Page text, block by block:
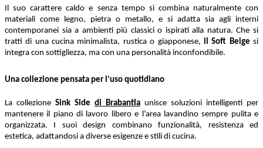
Il suo carattere caldo e senza tempo si combina naturalmente con
materiali come legno, pietra o metallo, e si adatta sia agli interni
contemporanei sia a ambienti più classici o ispirati alla natura. Che si
tratti di una cucina minimalista, rustica o giapponese, il Soft Beige si
integra con sottigliezza, ma con una personalità inconfondibile.
Una collezione pensata per l’uso quotidiano
La collezione Sink Side di Brabantia unisce soluzioni intelligenti per
mantenere il piano di lavoro libero e l’area lavandino sempre pulita e
organizzata. I suoi design combinano funzionalità, resistenza ed
estetica, adattandosi a diverse esigenze e stili di cucina.